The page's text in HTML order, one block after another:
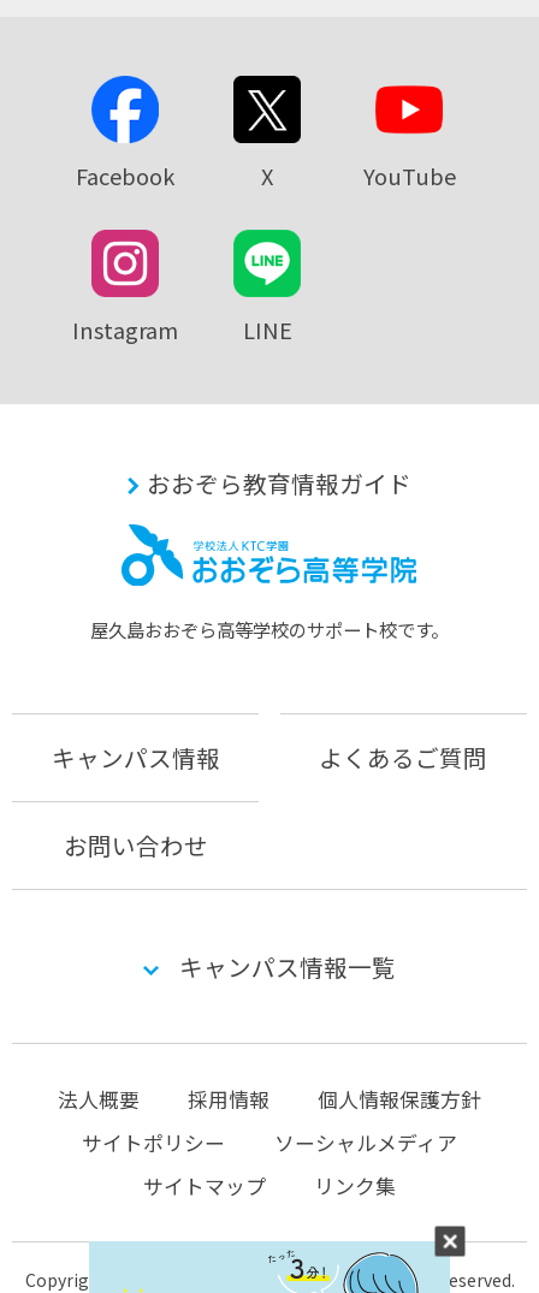
Facebook X YouTube
Instagram LINE
おおぞら教育情報ガイド
屋久島おおぞら⾼等学校のサポート校です。
キャンパス情報 よくあるご質問
お問い合わせ
キャンパス情報一覧
法人概要 採用情報
個人情報保護方針
サイトポリシー
ソーシャルメディア
サイトマップ
リンク集
Copyright © 2004-2026 KTC-school.com All Rights Reserved.